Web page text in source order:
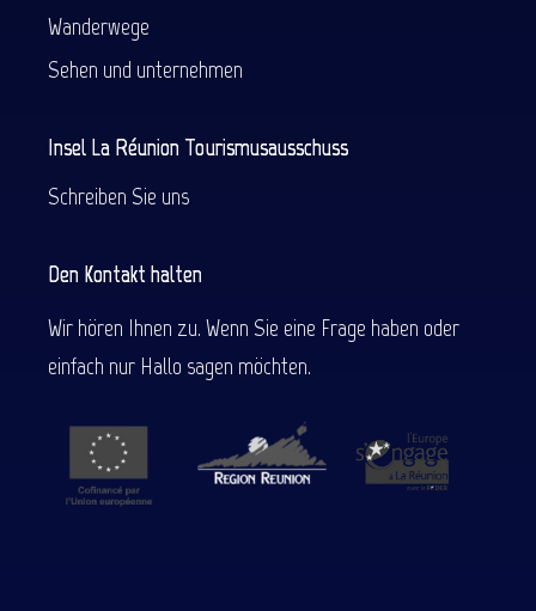
Wanderwege
Sehen und unternehmen
Insel La Réunion Tourismusausschuss
Schreiben Sie uns
Den Kontakt halten
Wir hören Ihnen zu. Wenn Sie eine Frage haben oder
einfach nur Hallo sagen möchten.